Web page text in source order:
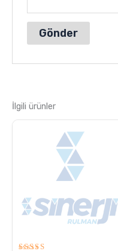
İlgili ürünler